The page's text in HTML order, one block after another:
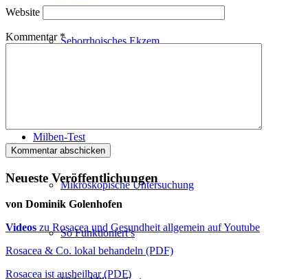
Seborrhoisches Ekzem
Milben-Test
Mikroskopische Untersuchung
So Funktioniert’s
Website
Kommentar *
Neueste Veröffentlichungen
von Dominik Golenhofen
Videos zu Rosacea und Gesundheit allgemein auf Youtube
Rosacea & Co. lokal behandeln (PDF)
Rosacea ist ausheilbar (PDF)